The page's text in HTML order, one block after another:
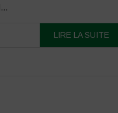
LIRE LA SUITE